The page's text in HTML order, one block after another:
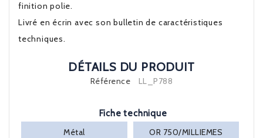
finition polie.
Livré en écrin avec son bulletin de caractéristiques
techniques.
DÉTAILS DU PRODUIT
Référence LL_P788
Fiche technique
Métal
OR 750/MILLIEMES